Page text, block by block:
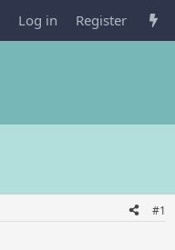
Log in Register
#1